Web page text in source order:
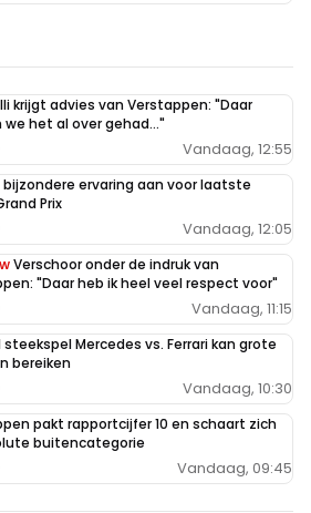
krijgt advies van Verstappen: "Daar
we het al over gehad..."
Vandaag, 12:55
bijzondere ervaring aan voor laatste
Prix
Vandaag, 12:05
Verschoor onder de indruk van
"Daar heb ik heel veel respect voor"
Vandaag, 11:15
steekspel Mercedes vs. Ferrari kan grote
bereiken
Vandaag, 10:30
pakt rapportcijfer 10 en schaart zich
buitencategorie
Vandaag, 09:45